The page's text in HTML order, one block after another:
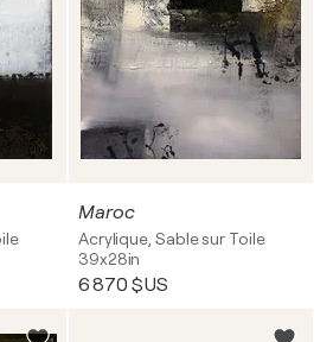
Maroc
Acrylique, Sable sur Toile
39x28in
6 870 $US